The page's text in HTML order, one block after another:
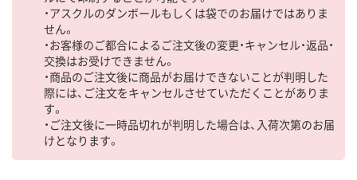
・アスクルのダンボールもしくは袋でのお届けではありま
せん。
・お客様のご都合によるご注文後の変更・キャンセル・返品・
交換はお受けできません。
・商品のご注文後に商品がお届けできないことが判明した
際には、ご注文をキャンセルさせていただくことがありま
す。
・ご注文後に一時品切れが判明した場合は、入荷次第のお届
けとなります。